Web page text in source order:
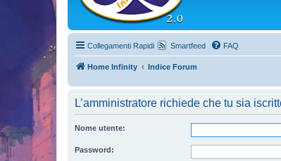
Collegamenti Rapidi Smartfeed FAQ
Home Infinity Indice Forum
L’amministratore richiede che tu sia
Nome utente:
Password: